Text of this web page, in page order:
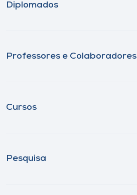
Diplomados
Professores e Colaboradores
Cursos
Pesquisa